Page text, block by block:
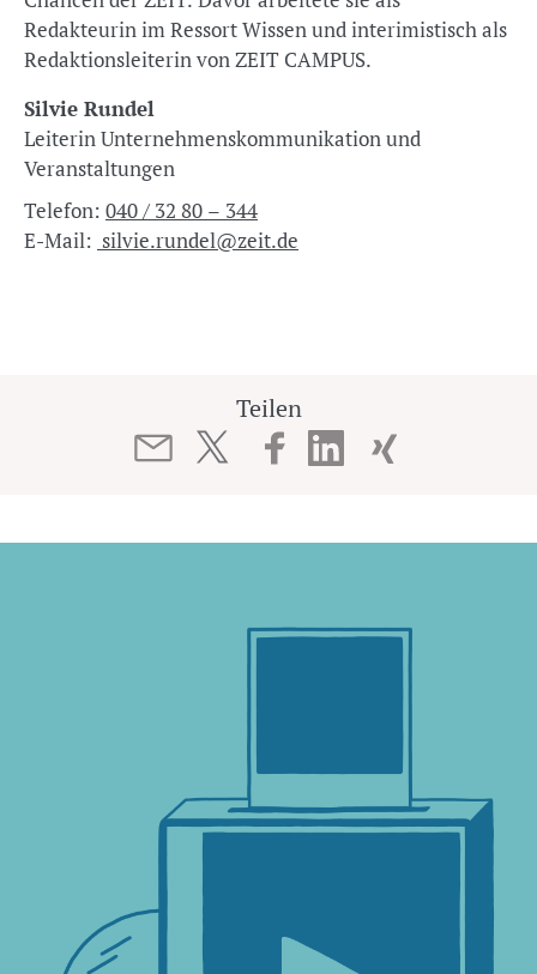
Redakteurin im Ressort Wissen und interimistisch als
Redaktionsleiterin von ZEIT CAMPUS.
Silvie Rundel
Leiterin Unternehmenskommunikation und
Veranstaltungen
Telefon: 040 / 32 80 – 344
E-Mail: silvie.rundel@zeit.de
Teilen